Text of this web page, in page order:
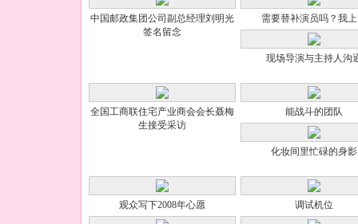
很不幸福
11、您认为取得生活幸福最关键的是什么？
社会关爱
中国邮政集团公司副总经理刘明光
签名留念
需要替补演员吗？我
现场导演与主持人沟
全国工商联住宅产业商会会长聂梅
生接受采访
能战斗的团队
化妆间里忙碌的身影
观众写下2008年心愿 调试机位